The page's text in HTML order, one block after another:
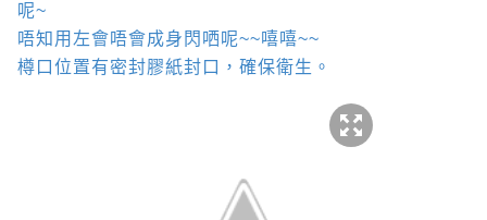
呢~
唔知用左會唔會成身閃哂呢~~嘻嘻~~
樽口位置有密封膠紙封口，確保衛生。